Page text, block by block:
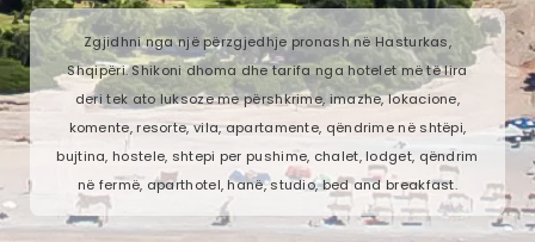
Zgjidhni nga një përzgjedhje pronash në Hasturkas,
Shqipëri. Shikoni dhoma dhe tarifa nga hotelet më të lira
deri tek ato luksoze me përshkrime, imazhe, lokacione,
komente, resorte, vila, apartamente, qëndrime në shtëpi,
bujtina, hostele, shtepi per pushime, chalet, lodget, qëndrim
në fermë, aparthotel, hanë, studio, bed and breakfast.